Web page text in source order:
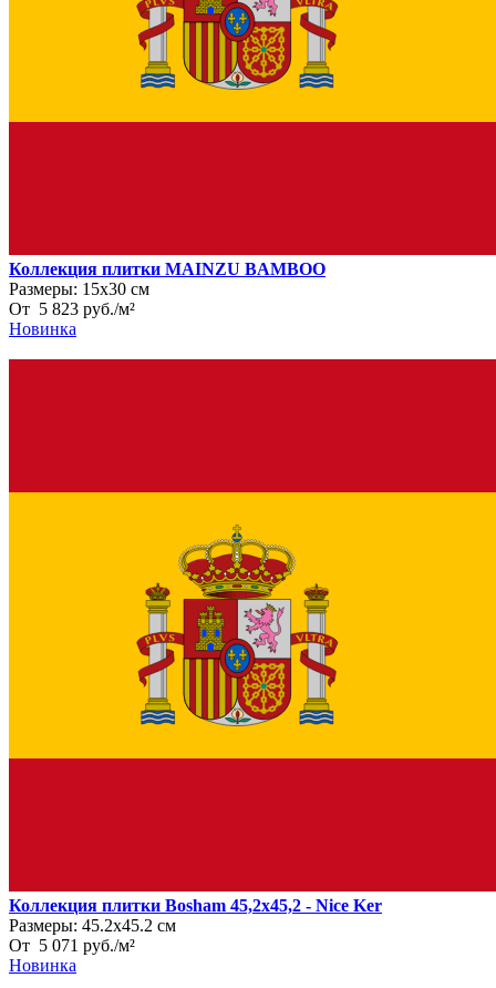
Коллекция плитки MAINZU BAMBOO
Размеры: 15х30 см
От 5 823 руб./м²
Новинка
Коллекция плитки Bosham 45,2x45,2 - Nice Ker
Размеры: 45.2х45.2 см
От 5 071 руб./м²
Новинка